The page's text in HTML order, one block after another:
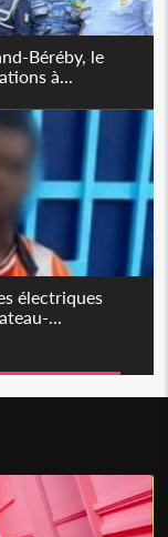
Béréby, le
à...
électriques
...